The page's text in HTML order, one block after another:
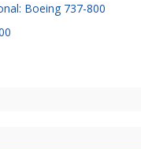
Boeing 737-800